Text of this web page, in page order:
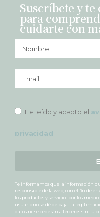
Suscríbete y te
para
cuidarte con
He leído y acepto el
privacidad
Te informamos que la información
responsable de la web, con el fin de
los productos y servicios por los
usuario no se dé de baja. La
datos no se cederán a terceros sin tu